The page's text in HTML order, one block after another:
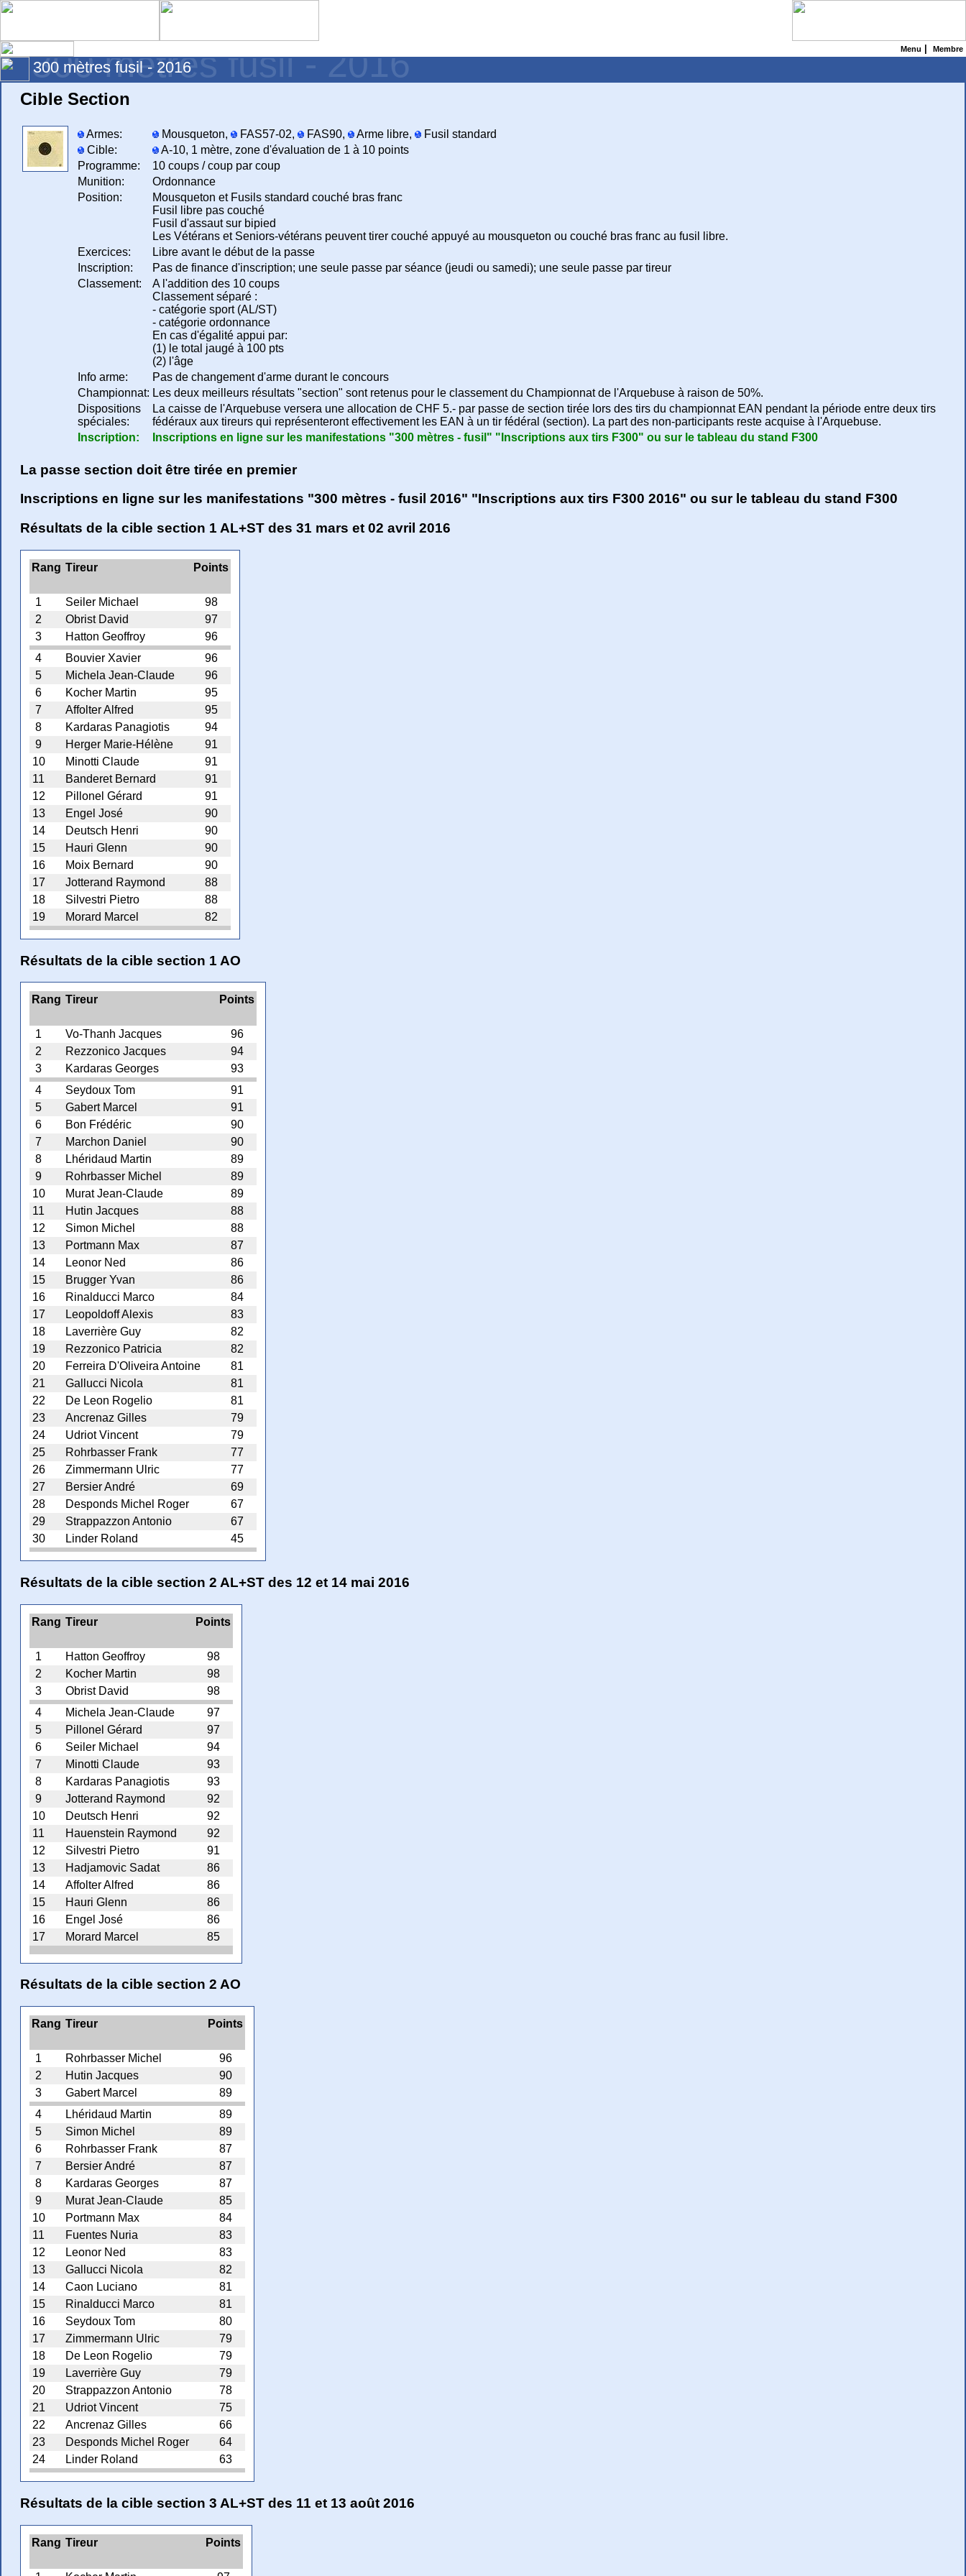
Menu Membre
300 mètres fusil - 2016
300 mètres fusil - 2016
Cible Section
Armes: Mousqueton, FAS57-02, FAS90, Arme libre,
Fusil standard
Cible:
A-10, 1 mètre, zone d'évaluation de 1 à 10 points
Programme:
10 coups / coup par coup
Munition:
Ordonnance
Position:
Mousqueton et Fusils standard couché bras franc
Fusil libre pas couché
Fusil d'assaut sur bipied
Les Vétérans et Seniors-vétérans peuvent tirer couché appuyé au mousqueton ou couché bras franc au fusil libre.
Exercices:
Libre avant le début de la passe
Inscription:
Pas de finance d'inscription; une seule passe par séance (jeudi ou samedi); une seule passe par tireur
Classement:
A l'addition des 10 coups
Classement séparé :
- catégorie sport (AL/ST)
- catégorie ordonnance
En cas d'égalité appui par:
(1) le total jaugé à 100 pts
(2) l'âge
Info arme:
Pas de changement d'arme durant le concours
Championnat: Les deux meilleurs résultats "section" sont retenus pour le classement du Championnat de l'Arquebuse à raison de 50%.
Dispositions
spéciales:
La caisse de l'Arquebuse versera une allocation de CHF 5.- par passe de section tirée lors des tirs du championnat EAN pendant la période entre deux tirs
fédéraux aux tireurs qui représenteront effectivement les EAN à un tir fédéral (section). La part des non-participants reste acquise à l'Arquebuse.
Inscription:
Inscriptions en ligne sur les manifestations "300 mètres - fusil" "Inscriptions aux tirs F300" ou sur le tableau du stand F300
La passe section doit être tirée en premier
Inscriptions en ligne sur les manifestations "300 mètres - fusil 2016" "Inscriptions aux tirs F300 2016" ou sur le tableau du stand F300
Résultats de la cible section 1 AL+ST des 31 mars et 02 avril 2016
Rang Tireur Points
1 Seiler Michael
98
2
Obrist David
97
3
Hatton Geoffroy
96
4
Bouvier Xavier
96
5
Michela Jean-Claude
96
6
Kocher Martin
95
7
Affolter Alfred
95
8
Kardaras Panagiotis
94
9
Herger Marie-Hélène
91
10
Minotti Claude
91
11
Banderet Bernard
91
12
Pillonel Gérard
91
13
Engel José
90
14
Deutsch Henri
90
15
Hauri Glenn
90
16
Moix Bernard
90
17
Jotterand Raymond
88
18
Silvestri Pietro
88
19
Morard Marcel 82
Résultats de la cible section 1 AO
Rang Tireur Points
1 Vo-Thanh Jacques
96
2
Rezzonico Jacques
94
3
Kardaras Georges
93
4
Seydoux Tom
91
5
Gabert Marcel
91
6
Bon Frédéric
90
7
Marchon Daniel
90
8
Lhéridaud Martin
89
9
Rohrbasser Michel
89
10
Murat Jean-Claude
89
11
Hutin Jacques
88
12
Simon Michel
88
13
Portmann Max
87
14
Leonor Ned
86
15
Brugger Yvan
86
16
Rinalducci Marco
84
17
Leopoldoff Alexis
83
18
Laverrière Guy
82
19
Rezzonico Patricia
82
20
Ferreira D'Oliveira Antoine
81
21
Gallucci Nicola
81
22
De Leon Rogelio
81
23
Ancrenaz Gilles
79
24
Udriot Vincent
79
25
Rohrbasser Frank
77
26
Zimmermann Ulric
77
27
Bersier André
69
28
Desponds Michel Roger
67
29
Strappazzon Antonio
67
30
Linder Roland 45
Résultats de la cible section 2 AL+ST des 12 et 14 mai 2016
Rang Tireur Points
1 Hatton Geoffroy
98
2
Kocher Martin
98
3
Obrist David
98
4
Michela Jean-Claude
97
5
Pillonel Gérard
97
6
Seiler Michael
94
7
Minotti Claude
93
8
Kardaras Panagiotis
93
9
Jotterand Raymond
92
10
Deutsch Henri
92
11
Hauenstein Raymond
92
12
Silvestri Pietro
91
13
Hadjamovic Sadat
86
14
Affolter Alfred
86
15
Hauri Glenn
86
16
Engel José
86
17
Morard Marcel 85
Résultats de la cible section 2 AO
Rang Tireur Points
1 Rohrbasser Michel
96
2
Hutin Jacques
90
3
Gabert Marcel
89
4
Lhéridaud Martin
89
5
Simon Michel
89
6
Rohrbasser Frank
87
7
Bersier André
87
8
Kardaras Georges
87
9
Murat Jean-Claude
85
10
Portmann Max
84
11
Fuentes Nuria
83
12
Leonor Ned
83
13
Gallucci Nicola
82
14
Caon Luciano
81
15
Rinalducci Marco
81
16
Seydoux Tom
80
17
Zimmermann Ulric
79
18
De Leon Rogelio
79
19
Laverrière Guy
79
20
Strappazzon Antonio
78
21
Udriot Vincent
75
22
Ancrenaz Gilles
66
23
Desponds Michel Roger
64
24
Linder Roland 63
Résultats de la cible section 3 AL+ST des 11 et 13 août 2016
Rang Tireur Points